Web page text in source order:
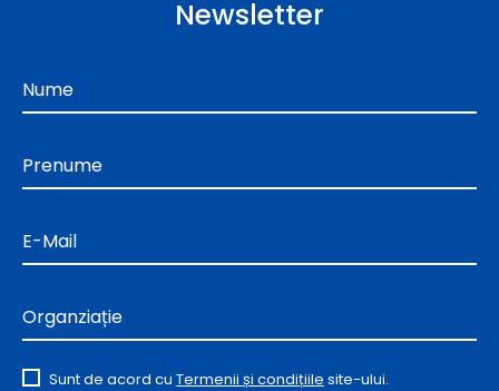
Newsletter
Nume
Prenume
E-Mail
Organziație
Sunt de acord cu Termenii și condițiile site-ului.